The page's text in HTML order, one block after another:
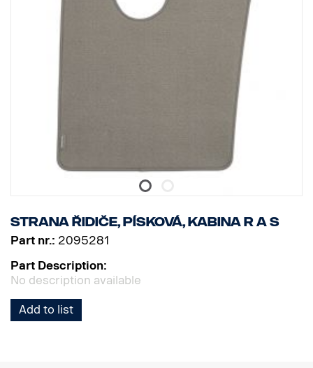
Strana řidiče, písková, kabina R a S
Part nr.: 2095281
Part Description:
No description available
Add to list